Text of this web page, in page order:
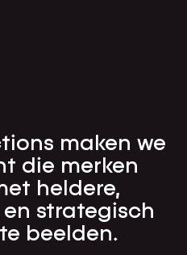
maken we
die merken
heldere,
strategisch
beelden.